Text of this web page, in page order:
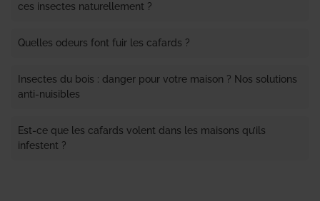
ces insectes naturellement ?
Quelles odeurs font fuir les cafards ?
Insectes du bois : danger pour votre maison ? Nos solutions
anti-nuisibles
Est-ce que les cafards volent dans les maisons qu’ils
infestent ?